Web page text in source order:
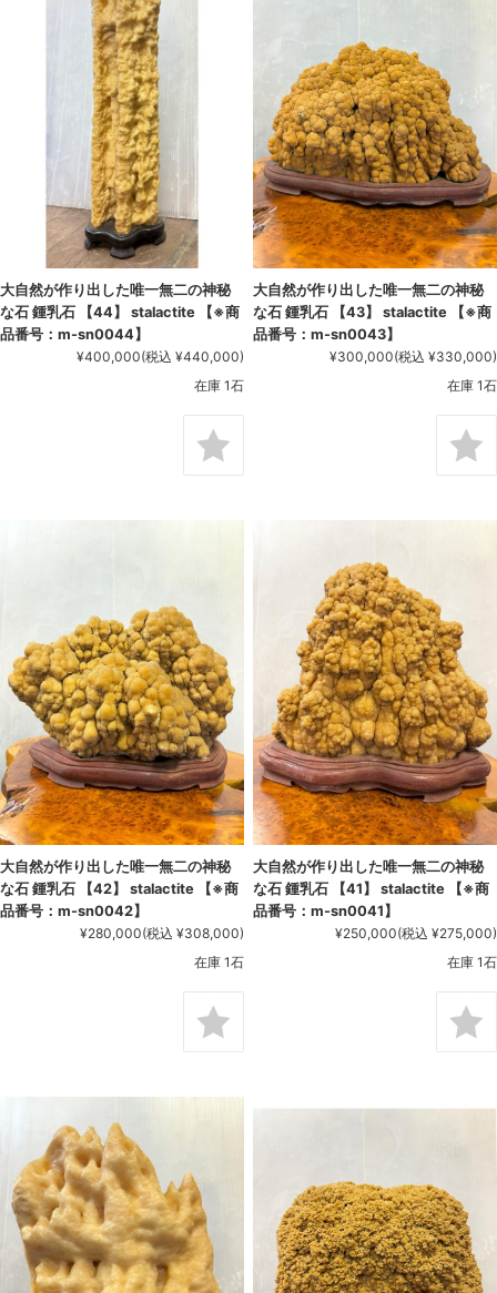
大自然が作り出した唯一無二の神秘
な石 鍾乳石 【44】 stalactite 【※商
品番号：m-sn0044】
¥400,000(税込 ¥440,000)
在庫 1石
大自然が作り出した唯一無二の神秘
な石 鍾乳石 【43】 stalactite 【※商
品番号：m-sn0043】
¥300,000(税込 ¥330,000)
在庫 1石
大自然が作り出した唯一無二の神秘
な石 鍾乳石 【42】 stalactite 【※商
品番号：m-sn0042】
¥280,000(税込 ¥308,000)
在庫 1石
大自然が作り出した唯一無二の神秘
な石 鍾乳石 【41】 stalactite 【※商
品番号：m-sn0041】
¥250,000(税込 ¥275,000)
在庫 1石